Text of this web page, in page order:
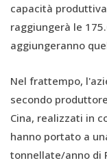
capacità
raggiungerà le
aggiungeranno
Nel frattempo,
secondo
Cina, realizzati in
hanno portato a
tonnellate/anno di